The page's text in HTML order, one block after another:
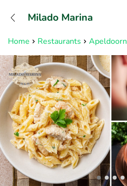
Home Restaurants Apeldoorn
Milado Marina